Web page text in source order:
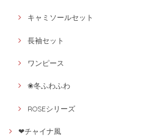
キャミソールセット
長袖セット
ワンピース
❀冬ふわふわ
ROSEシリーズ
❤チャイナ風